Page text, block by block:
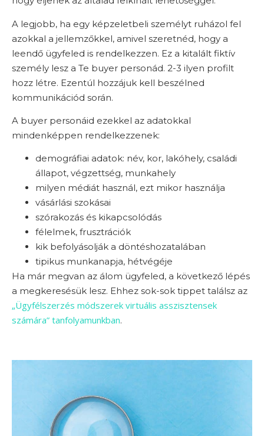
A legjobb, ha egy képzeletbeli személyt ruházol fel
azokkal a jellemzőkkel, amivel szeretnéd, hogy a
leendő ügyfeled is rendelkezzen. Ez a kitalált fiktív
személy lesz a Te buyer personád. 2-3 ilyen profilt
hozz létre. Ezentúl hozzájuk kell beszélned
kommunikációd során.
A buyer personáid ezekkel az adatokkal
mindenképpen rendelkezzenek:
demográfiai adatok: név, kor, lakóhely, családi
állapot, végzettség, munkahely
milyen médiát használ, ezt mikor használja
vásárlási szokásai
szórakozás és kikapcsolódás
félelmek, frusztrációk
kik befolyásolják a döntéshozatalában
tipikus munkanapja, hétvégéje
Ha már megvan az álom ügyfeled, a következő lépés
a megkeresésük lesz. Ehhez sok-sok tippet találsz az
„Ügyfélszerzés módszerek virtuális asszisztensek
számára” tanfolyamunkban.